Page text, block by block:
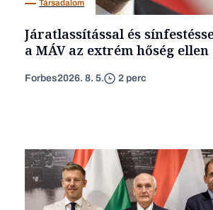
Társadalom
Járatlassítással és
a MÁV az extrém hőség ellen
Forbes2026. 8. 5. 2 perc